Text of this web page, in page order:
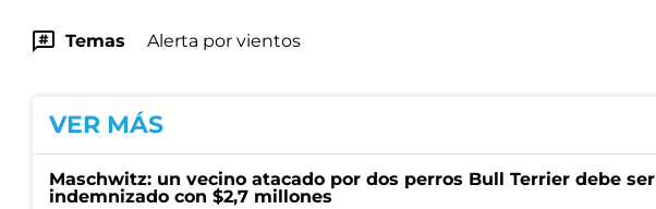
Temas Alerta por vientos
VER MÁS
Maschwitz: un vecino atacado por dos perros Bull Terrier debe ser
indemnizado con $2,7 millones